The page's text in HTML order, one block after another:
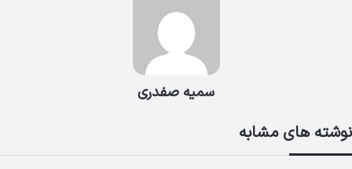
سمیه صفدری
نوشته های مشابه